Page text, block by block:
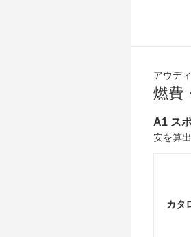
前輪サ
後輪サイ
JC08
アウデ
燃費
A1 ス
安を算
カタ